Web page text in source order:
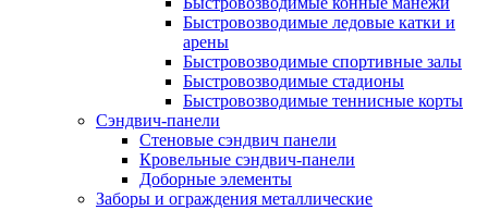
Быстровозводимые ледовые катки и
арены
Быстровозводимые спортивные залы
Быстровозводимые стадионы
Быстровозводимые теннисные корты
Сэндвич-панели
Стеновые сэндвич панели
Кровельные сэндвич-панели
Доборные элементы
Заборы и ограждения металлические